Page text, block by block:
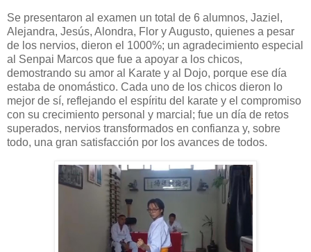
Se presentaron al examen un total de 6 alumnos, Jaziel,
Alejandra, Jesús, Alondra, Flor y Augusto, quienes a pesar
de los nervios, dieron el 1000%; un agradecimiento especial
al Senpai Marcos que fue a apoyar a los chicos,
demostrando su amor al Karate y al Dojo, porque ese día
estaba de onomástico. Cada uno de los chicos dieron lo
mejor de sí, reflejando el espíritu del karate y el compromiso
con su crecimiento personal y marcial; fue un día de retos
superados, nervios transformados en confianza y, sobre
todo, una gran satisfacción por los avances de todos.